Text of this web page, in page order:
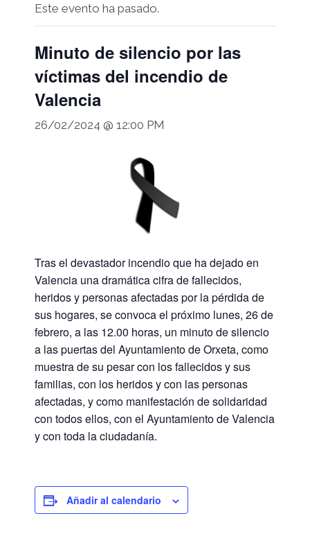
Este evento ha pasado.
Minuto de silencio por las
víctimas del incendio de
Valencia
26/02/2024 @ 12:00 PM
Tras el devastador incendio que ha dejado en
Valencia una dramática cifra de fallecidos,
heridos y personas afectadas por la pérdida de
sus hogares, se convoca el próximo lunes, 26 de
febrero, a las 12.00 horas, un minuto de silencio
a las puertas del Ayuntamiento de Orxeta, como
muestra de su pesar con los fallecidos y sus
familias, con los heridos y con las personas
afectadas, y como manifestación de solidaridad
con todos ellos, con el Ayuntamiento de Valencia
y con toda la ciudadanía.
Añadir al calendario